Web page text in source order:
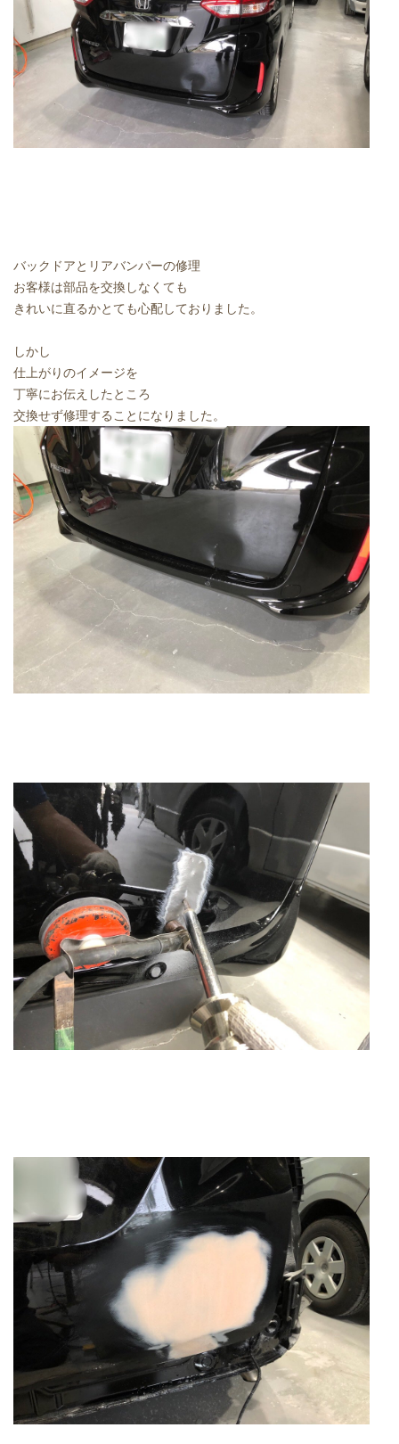
バックドアとリアバンパーの修理
お客様は部品を交換しなくても
きれいに直るかとても心配しておりました。
しかし
仕上がりのイメージを
丁寧にお伝えしたところ
交換せず修理することになりました。